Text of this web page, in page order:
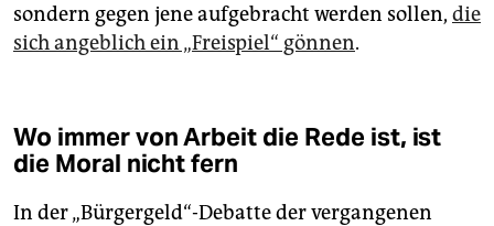
sondern gegen jene aufgebracht werden sollen, die
sich angeblich ein „Freispiel“ gönnen.
Wo immer von Arbeit die Rede ist, ist
die Moral nicht fern
In der „Bürgergeld“-Debatte der vergangenen